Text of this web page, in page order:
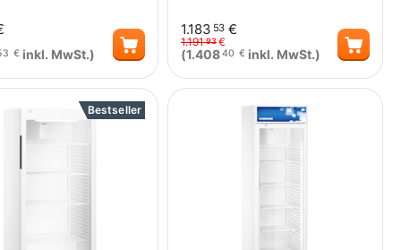
€ inkl. MwSt.)
1.183 53 €
1.19193€
(1.40840 € inkl. MwSt.)
Bestseller